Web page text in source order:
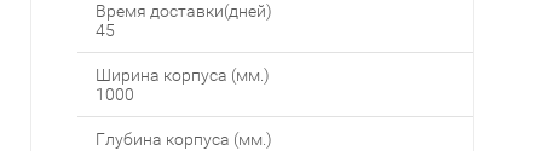
Время доставки(дней)
45
Ширина корпуса (мм.)
1000
Глубина корпуса (мм.)